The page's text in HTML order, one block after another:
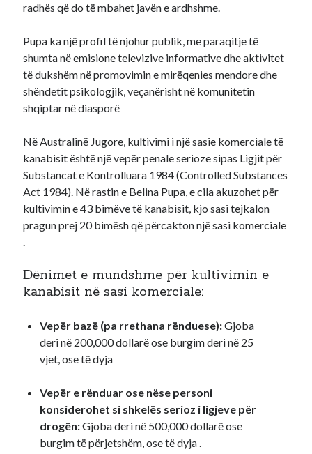
radhës që do të mbahet javën e ardhshme.
Pupa ka një profil të njohur publik, me paraqitje të
shumta në emisione televizive informative dhe aktivitet
të dukshëm në promovimin e mirëqenies mendore dhe
shëndetit psikologjik, veçanërisht në komunitetin
shqiptar në diasporë
Në Australinë Jugore, kultivimi i një sasie komerciale të
kanabisit është një vepër penale serioze sipas Ligjit për
Substancat e Kontrolluara 1984 (Controlled Substances
Act 1984). Në rastin e Belina Pupa, e cila akuzohet për
kultivimin e 43 bimëve të kanabisit, kjo sasi tejkalon
pragun prej 20 bimësh që përcakton një sasi komerciale
.
Dënimet e mundshme për kultivimin e
kanabisit në sasi komerciale:
Vepër bazë (pa rrethana rënduese):Gjoba
deri në 200,000 dollarë ose burgim deri në 25
vjet, ose të dyja
Vepër e rënduar ose nëse personi
konsiderohet si shkelës serioz i ligjeve për
drogën:Gjoba deri në 500,000 dollarë ose
burgim të përjetshëm, ose të dyja.